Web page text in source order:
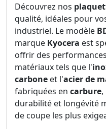
Découvrez nos
qualité, idéales pour
industriel. Le modèle
marque Kyocera est
offrir des
matériaux tels que l'
carbone et l'acier de
fabriquées en carbure
durabilité et longévité
de coupe les plus